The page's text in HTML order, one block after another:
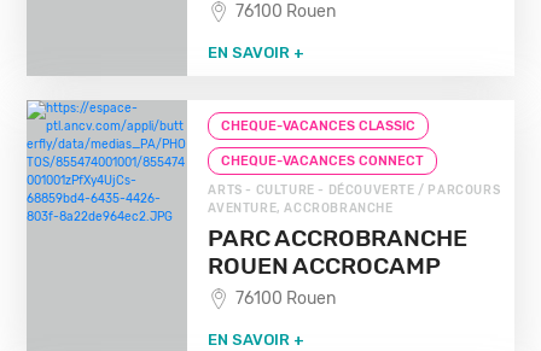
76100 Rouen
EN SAVOIR +
CHEQUE-VACANCES CLASSIC
CHEQUE-VACANCES CONNECT
ARTS - CULTURE - DÉCOUVERTE / PARCOURS
AVENTURE, ACCROBRANCHE
PARC ACCROBRANCHE
ROUEN ACCROCAMP
76100 Rouen
EN SAVOIR +